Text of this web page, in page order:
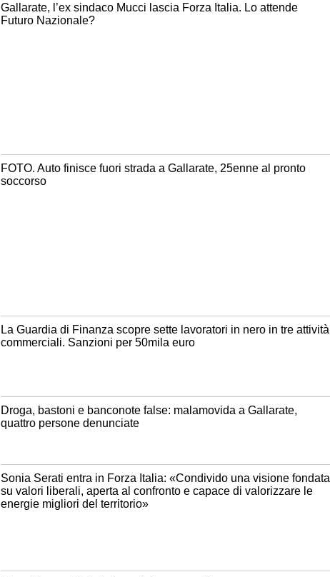
Gallarate, l’ex sindaco Mucci lascia Forza Italia. Lo attende
Futuro Nazionale?
FOTO. Auto finisce fuori strada a Gallarate, 25enne al pronto
soccorso
La Guardia di Finanza scopre sette lavoratori in nero in tre attività
commerciali. Sanzioni per 50mila euro
Droga, bastoni e banconote false: malamovida a Gallarate,
quattro persone denunciate
Sonia Serati entra in Forza Italia: «Condivido una visione fondata
su valori liberali, aperta al confronto e capace di valorizzare le
energie migliori del territorio»